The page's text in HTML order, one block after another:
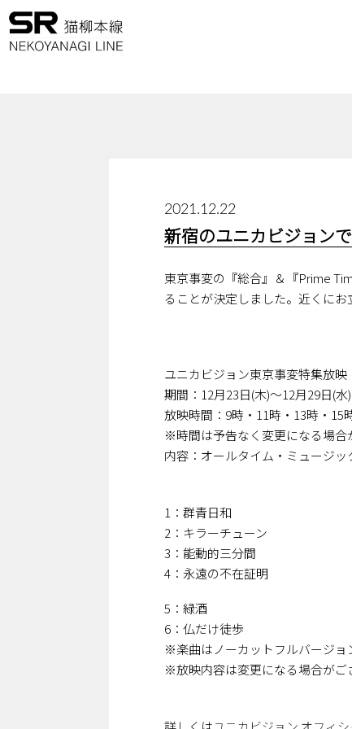
2021.12.22
新宿のユニカビジョン
東京事変の『総合』＆『Prime
ることが決定しました。近くに
ユニカビジョン東京事変特集放映
期間：12月23日(木)～12月29日(水)
放映時間：9時・11時・13時・15
※時間は予告なく変更になる場合
内容：オールタイム・ミュージ
1：群青日和
2：キラーチューン
3：能動的三分間
4：永遠の不在証明
5：緑酒
6：仏だけ徒歩
※楽曲はノーカットフルバージョ
※放映内容は変更になる場合がご